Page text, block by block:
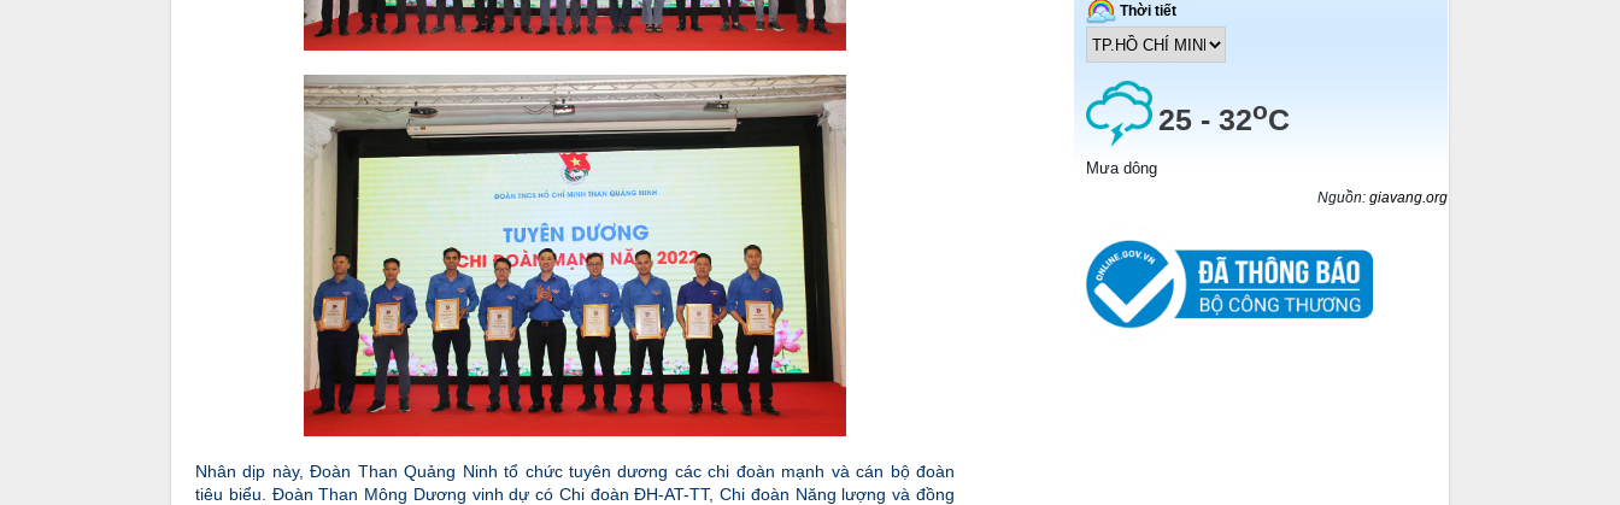
Nhân dịp này, Đoàn Than Quảng Ninh tổ chức tuyên dương các chi đoàn mạnh và cán bộ đoàn
tiêu biểu. Đoàn Than Mông Dương vinh dự có Chi đoàn ĐH-AT-TT, Chi đoàn Năng lượng và đồng